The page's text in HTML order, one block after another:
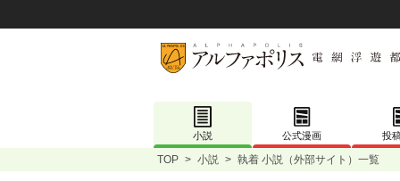
小説 公式漫画 投
TOP > 小説 > 執着 小説（外部サイト）一覧